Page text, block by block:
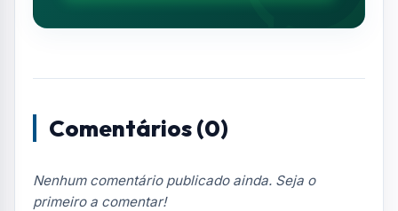
Comentários (0)
Nenhum comentário publicado ainda. Seja o
primeiro a comentar!